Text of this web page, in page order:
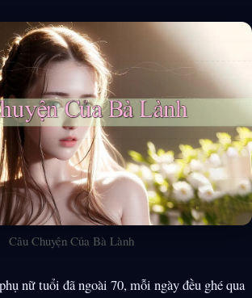
Câu Chuyện Của Bà Lành
nữ tuổi đã ngoài 70, mỗi ngày đều ghé qua